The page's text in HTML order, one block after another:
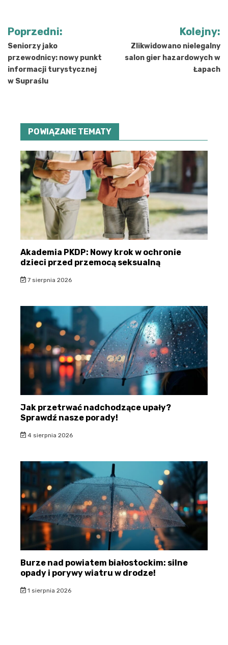
Nawigacja
wpisu
Poprzedni:
Seniorzy jako
przewodnicy: nowy punkt
informacji turystycznej
w Supraślu
Kolejny:
Zlikwidowano nielegalny
salon gier hazardowych w
Łapach
POWIĄZANE TEMATY
Akademia PKDP: Nowy krok w ochronie
dzieci przed przemocą seksualną
7 sierpnia 2026
Jak przetrwać nadchodzące upały?
Sprawdź nasze porady!
4 sierpnia 2026
Burze nad powiatem białostockim: silne
opady i porywy wiatru w drodze!
1 sierpnia 2026